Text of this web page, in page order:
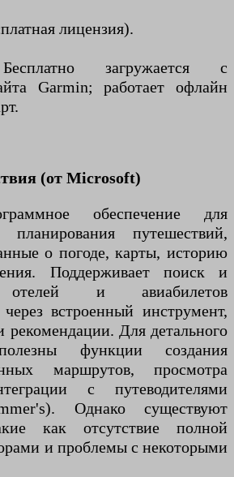
лицензия).
загружается с
Garmin; работает офлайн
(от Microsoft)
обеспечение для
планирования путешествий,
о погоде, карты, историю
Поддерживает поиск и
отелей и авиабилетов
через встроенный инструмент,
рекомендации. Для детального
функции создания
маршрутов, просмотра
с путеводителями
Однако существуют
как отсутствие полной
и проблемы с некоторыми